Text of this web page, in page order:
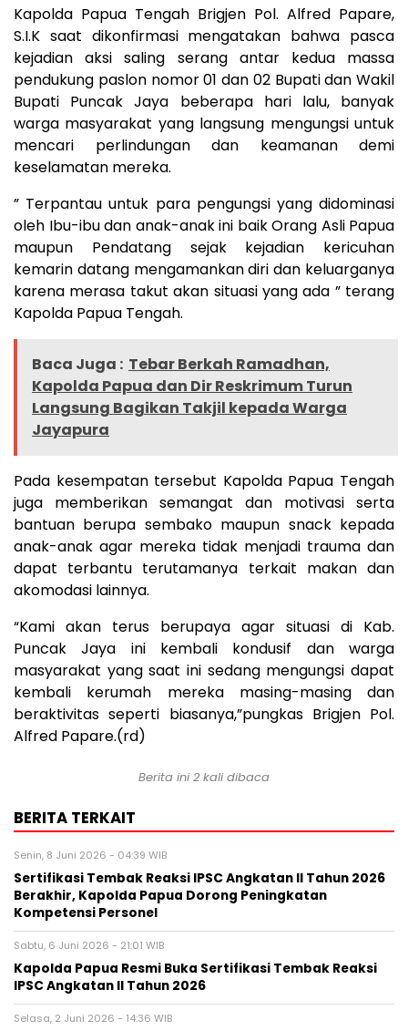
Kapolda Papua Tengah Brigjen Pol. Alfred Papare,
S.I.K saat dikonfirmasi mengatakan bahwa pasca
kejadian aksi saling serang antar kedua massa
pendukung paslon nomor 01 dan 02 Bupati dan Wakil
Bupati Puncak Jaya beberapa hari lalu, banyak
warga masyarakat yang langsung mengungsi untuk
mencari perlindungan dan keamanan demi
keselamatan mereka.
” Terpantau untuk para pengungsi yang didominasi
oleh Ibu-ibu dan anak-anak ini baik Orang Asli Papua
maupun Pendatang sejak kejadian kericuhan
kemarin datang mengamankan diri dan keluarganya
karena merasa takut akan situasi yang ada ” terang
Kapolda Papua Tengah.
Baca Juga : Tebar Berkah Ramadhan,
Kapolda Papua dan Dir Reskrimum Turun
Langsung Bagikan Takjil kepada Warga
Jayapura
Pada kesempatan tersebut Kapolda Papua Tengah
juga memberikan semangat dan motivasi serta
bantuan berupa sembako maupun snack kepada
anak-anak agar mereka tidak menjadi trauma dan
dapat terbantu terutamanya terkait makan dan
akomodasi lainnya.
“Kami akan terus berupaya agar situasi di Kab.
Puncak Jaya ini kembali kondusif dan warga
masyarakat yang saat ini sedang mengungsi dapat
kembali kerumah mereka masing-masing dan
beraktivitas seperti biasanya,”pungkas Brigjen Pol.
Alfred Papare.(rd)
Berita ini 2 kali dibaca
BERITA TERKAIT
Senin, 8 Juni 2026 - 04:39 WIB
Sertifikasi Tembak Reaksi IPSC Angkatan II Tahun 2026
Berakhir, Kapolda Papua Dorong Peningkatan
Kompetensi Personel
Sabtu, 6 Juni 2026 - 21:01 WIB
Kapolda Papua Resmi Buka Sertifikasi Tembak Reaksi
IPSC Angkatan II Tahun 2026
Selasa, 2 Juni 2026 - 14:36 WIB